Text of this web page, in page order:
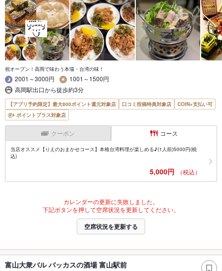
祝オープン！高岡で味わう本場・台湾の味！
2001～3000円
1001～1500円
高岡駅出口から徒歩約3分
【アプリ予約限定】最大800ポイント還元対象店 口コミ投稿特典対象店
COIN+支払い可
ポイントプラス対象店
クーポン コース
当店オススメ【りえのおまかせコース】本格台湾料理が楽しめる♪(1人前)5000円(税
込)
5,000円 （税込）
カレンダーの更新に失敗しました。
下記ボタンを押して空席状況を更新してください。
空席状況を更新する
富山大衆バル バッカスの酒場 富山駅前